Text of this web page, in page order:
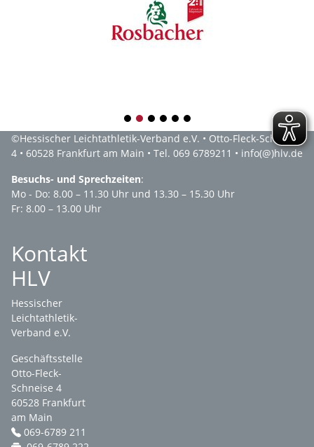
1 2 3 4 5 6
©Hessischer Leichtathletik-Verband e.V. • Otto-Fleck-Schneise
4 • 60528 Frankfurt am Main • Tel. 069 6789211 • info(@)hlv.de
Besuchs- und Sprechzeiten:
Mo - Do: 8.00 – 11.30 Uhr und 13.30 – 15.30 Uhr
Fr: 8.00 – 13.00 Uhr
Kontakt
HLV
Hessischer
Leichtathletik-
Verband e.V.
Geschäftsstelle
Otto-Fleck-
Schneise 4
60528 Frankfurt
am Main
069-6789 211